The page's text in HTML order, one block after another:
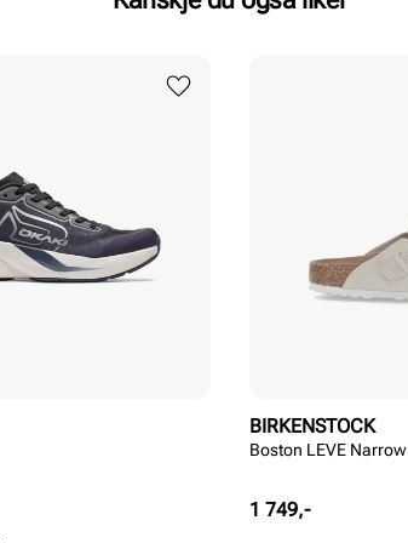
BIRKENSTOCK
Boston LEVE Narrow
Pris
1 749,-